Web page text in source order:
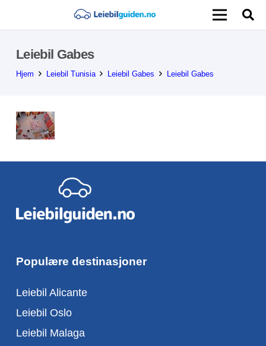
Leiebil Gabes
Hjem Leiebil Tunisia Leiebil Gabes Leiebil Gabes
Populære destinasjoner
Leiebil Alicante
Leiebil Oslo
Leiebil Malaga